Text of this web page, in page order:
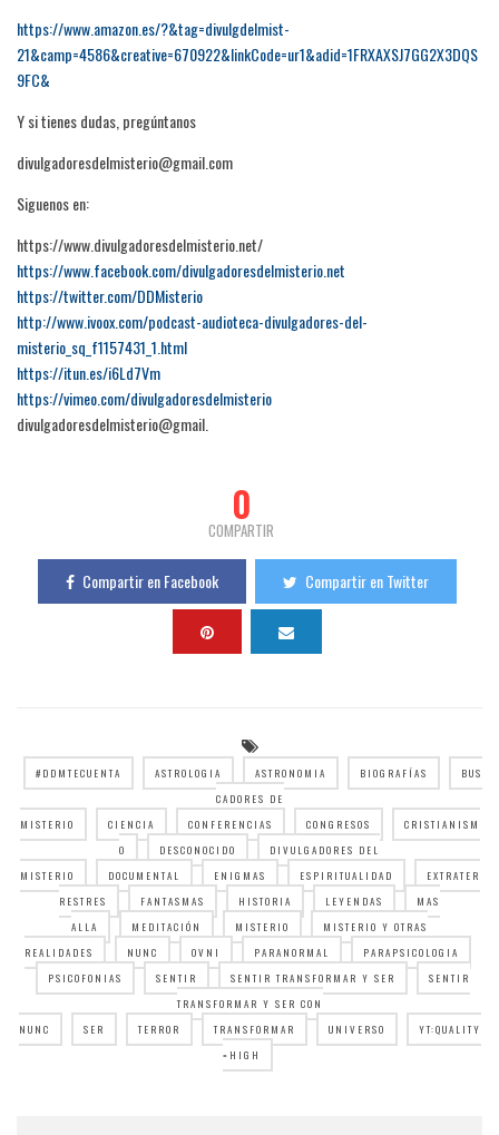
https://www.amazon.es/?&tag=divulgdelmist-
21&camp=4586&creative=670922&linkCode=ur1&adid=1FRXAXSJ7GG2X3DQS
9FC&
Y si tienes dudas, pregúntanos
divulgadoresdelmisterio@gmail.com
Siguenos en:
https://www.divulgadoresdelmisterio.net/
https://www.facebook.com/divulgadoresdelmisterio.net
https://twitter.com/DDMisterio
http://www.ivoox.com/podcast-audioteca-divulgadores-del-
misterio_sq_f1157431_1.html
https://itun.es/i6Ld7Vm
https://vimeo.com/divulgadoresdelmisterio
divulgadoresdelmisterio@gmail.
0
COMPARTIR
Compartir en Facebook Compartir en Twitter
#DDMTECUENTA ASTROLOGIA ASTRONOMIA BIOGRAFÍAS
BUS
CADORES DE
MISTERIO
CIENCIA CONFERENCIAS CONGRESOS
CRISTIANISM
O
DESCONOCIDO
DIVULGADORES DEL
MISTERIO
DOCUMENTAL ENIGMAS ESPIRITUALIDAD
EXTRATER
RESTRES
FANTASMAS HISTORIA LEYENDAS
MAS
ALLA
MEDITACIÓN MISTERIO
MISTERIO Y OTRAS
REALIDADES
NUNC OVNI PARANORMAL
PARAPSICOLOGIA
PSICOFONIAS
SENTIR SENTIR TRANSFORMAR Y SER
SENTIR
TRANSFORMAR Y SER CON
NUNC
SER TERROR TRANSFORMAR UNIVERSO
YT:QUALITY
=HIGH